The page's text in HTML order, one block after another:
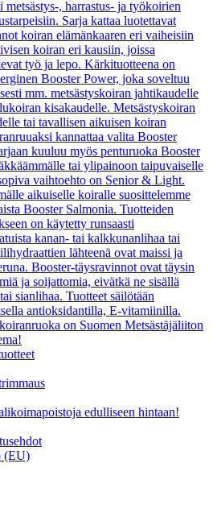
metsästys-, harrastus- ja työkoirien
Sarja kattaa luotettavat
koiran elämänkaaren eri vaiheisiin
koiran eri kausiin, joissa
työ ja lepo. Kärkituotteena on
Booster Power, joka soveltuu
mm. metsästyskoiran jahtikaudelle
kisakaudelle. Metsästyskoiran
tai tavallisen aikuisen koiran
kannattaa valita Booster
kuuluu myös penturuoka Booster
tai ylipainoon taipuvaiselle
vaihtoehto on Senior & Light.
aikuiselle koiralle suosittelemme
Booster Salmonia. Tuotteiden
on käytetty runsaasti
kanan- tai kalkkunanlihaa tai
lähteenä ovat maissi ja
Booster-täysravinnot ovat täysin
ja soijattomia, eivätkä ne sisällä
sianlihaa. Tuotteet säilötään
antioksidantilla, E-vitamiinilla.
on Suomen Metsästäjäliiton
edulliseen hintaan!
(EU)